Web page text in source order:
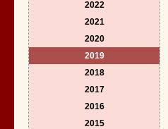
2022
2021
2020
2019
2018
2017
2016
2015